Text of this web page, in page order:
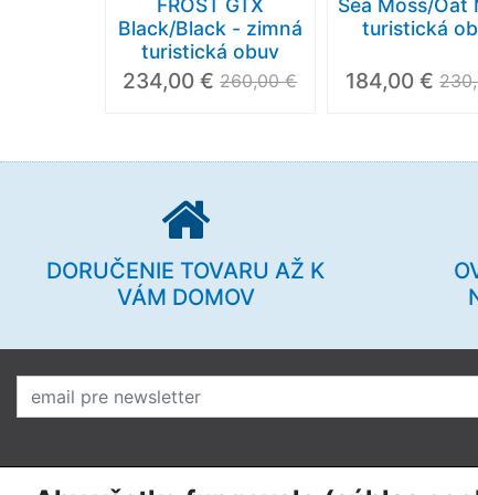
FROST GTX
Black/Black - zimná
turistická obuv
234,00 € 260,00 €
Sea Moss/Oat
turistická
184,00 €
DORUČENIE TOVARU AŽ K
VÁM DOMOV